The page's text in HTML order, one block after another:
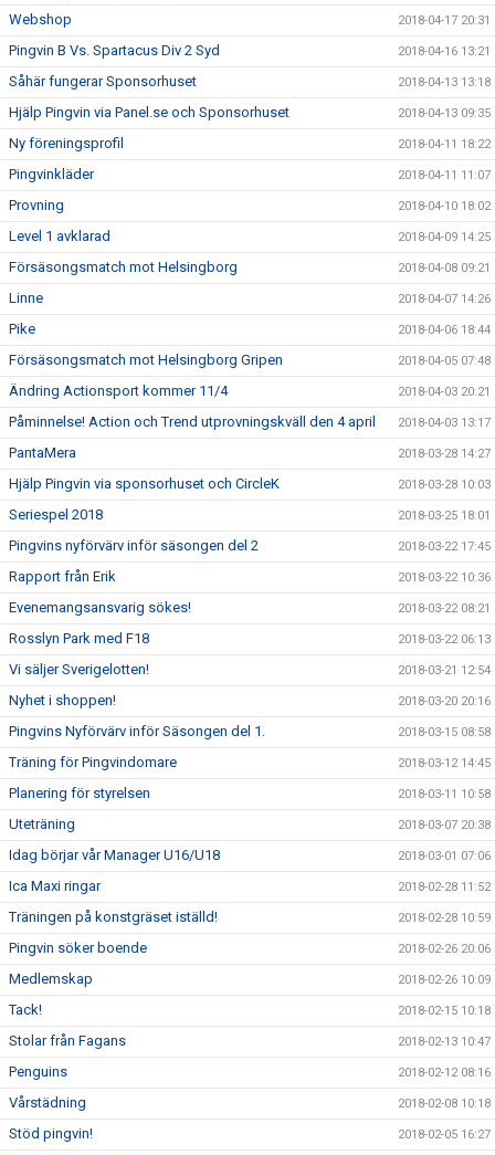
Webshop 2018-04-17 20:31
Pingvin B Vs. Spartacus Div 2 Syd 2018-04-16 13:21
Såhär fungerar Sponsorhuset 2018-04-13 13:18
Hjälp Pingvin via Panel.se och Sponsorhuset 2018-04-13 09:35
Ny föreningsprofil 2018-04-11 18:22
Pingvinkläder 2018-04-11 11:07
Provning 2018-04-10 18:02
Level 1 avklarad 2018-04-09 14:25
Försäsongsmatch mot Helsingborg 2018-04-08 09:21
Linne 2018-04-07 14:26
Pike 2018-04-06 18:44
Försäsongsmatch mot Helsingborg Gripen 2018-04-05 07:48
Ändring Actionsport kommer 11/4 2018-04-03 20:21
Påminnelse! Action och Trend utprovningskväll den 4 april 2018-04-03 13:17
PantaMera 2018-03-28 14:27
Hjälp Pingvin via sponsorhuset och CircleK 2018-03-28 10:03
Seriespel 2018 2018-03-25 18:01
Pingvins nyförvärv inför säsongen del 2 2018-03-22 17:45
Rapport från Erik 2018-03-22 10:36
Evenemangsansvarig sökes! 2018-03-22 08:21
Rosslyn Park med F18 2018-03-22 06:13
Vi säljer Sverigelotten! 2018-03-21 12:54
Nyhet i shoppen! 2018-03-20 20:16
Pingvins Nyförvärv inför Säsongen del 1. 2018-03-15 08:58
Träning för Pingvindomare 2018-03-12 14:45
Planering för styrelsen 2018-03-11 10:58
Uteträning 2018-03-07 20:38
Idag börjar vår Manager U16/U18 2018-03-01 07:06
Ica Maxi ringar 2018-02-28 11:52
Träningen på konstgräset iställd! 2018-02-28 10:59
Pingvin söker boende 2018-02-26 20:06
Medlemskap 2018-02-26 10:09
Tack! 2018-02-15 10:18
Stolar från Fagans 2018-02-13 10:47
Penguins 2018-02-12 08:16
Vårstädning 2018-02-08 10:18
Stöd pingvin! 2018-02-05 16:27